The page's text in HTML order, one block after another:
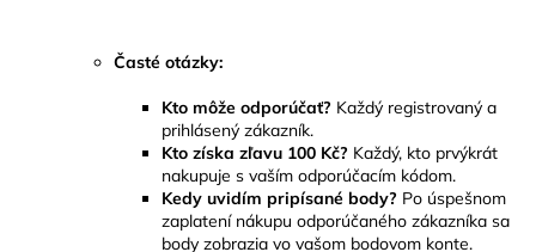
Časté otázky:
Kto môže odporúčať? Každý registrovaný a
prihlásený zákazník.
Kto získa zľavu 100 Kč? Každý, kto prvýkrát
nakupuje s vaším odporúčacím kódom.
Kedy uvidím pripísané body? Po úspešnom
zaplatení nákupu odporúčaného zákazníka sa
body zobrazia vo vašom bodovom konte.